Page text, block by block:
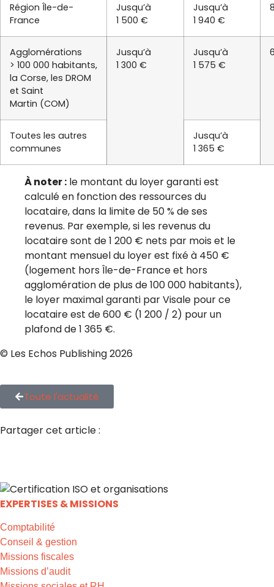
Région Île-de-
France
Jusqu’à
1 500 €
Jusqu’à
1 940 €
Agglomérations
> 100 000 habitants,
la Corse, les DROM
et Saint
Martin (COM)
Jusqu’à
1 300 €
Jusqu’à
1 575 €
Toutes les autres
communes
Jusqu’à
1 365 €
À noter : le montant du loyer garanti est
calculé en fonction des ressources du
locataire, dans la limite de 50 % de ses
revenus. Par exemple, si les revenus du
locataire sont de 1 200 € nets par mois et le
montant mensuel du loyer est fixé à 450 €
(logement hors Île-de-France et hors
agglomération de plus de 100 000 habitants),
le loyer maximal garanti par Visale pour ce
locataire est de 600 € (1 200 / 2) pour un
plafond de 1 365 €.
© Les Echos Publishing 2026
Toute l'actualité
Partager cet article :
EXPERTISES & MISSIONS
Comptabilité
Conseil & gestion
Missions fiscales
Missions d’audit